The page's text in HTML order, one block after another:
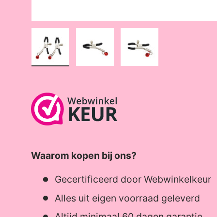
Waarom kopen bij ons?
Gecertificeerd door Webwinkelkeur
Alles uit eigen voorraad geleverd